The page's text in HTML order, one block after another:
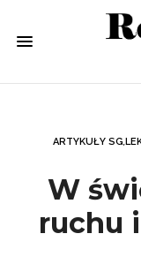
ARTYKUŁY SG,
W
ruchu